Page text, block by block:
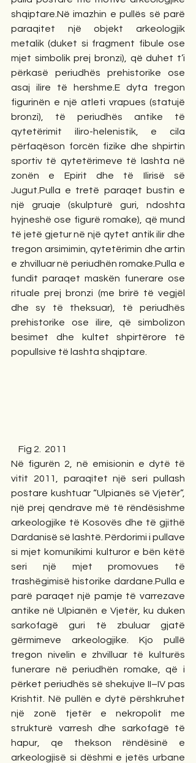
shqiptare.Në imazhin e pullës së parë
paraqitet një objekt arkeologjik
metalik (duket si fragment fibule ose
mjet simbolik prej bronzi), që duhet t’i
përkasë periudhës prehistorike ose
asaj ilire të hershme.E dyta tregon
figurinën e një atleti vrapues (statujë
bronzi), të periudhës antike të
qytetërimit iliro-helenistik, e cila
përfaqëson forcën fizike dhe shpirtin
sportiv të qytetërimeve të lashta në
zonën e Epirit dhe të Ilirisë së
Jugut.Pulla e tretë paraqet bustin e
një gruaje (skulpturë guri, ndoshta
hyjneshë ose figurë romake), që mund
të jetë gjetur në një qytet antik ilir dhe
tregon arsimimin, qytetërimin dhe artin
e zhvilluar në periudhën romake.Pulla e
fundit paraqet maskën funerare ose
rituale prej bronzi (me brirë të vegjël
dhe sy të theksuar), të periudhës
prehistorike ose ilire, që simbolizon
besimet dhe kultet shpirtërore të
popullsive të lashta shqiptare.
Fig 2.  2011
Në figurën 2, në emisionin e dytë të
vitit 2011, paraqitet një seri pullash
postare kushtuar “Ulpianës së Vjetër”,
një prej qendrave më të rëndësishme
arkeologjike të Kosovës dhe të gjithë
Dardanisë së lashtë. Përdorimi i pullave
si mjet komunikimi kulturor e bën këtë
seri një mjet promovues të
trashëgimisë historike dardane.Pulla e
parë paraqet një pamje të varrezave
antike në Ulpianën e Vjetër, ku duken
sarkofagë guri të zbuluar gjatë
gërmimeve arkeologjike. Kjo pullë
tregon nivelin e zhvilluar të kulturës
funerare në periudhën romake, që i
përket periudhës së shekujve II–IV pas
Krishtit. Në pullën e dytë përshkruhet
një zonë tjetër e nekropolit me
strukturë varresh dhe sarkofagë të
hapur, qe thekson rëndësinë e
arkeologjisë si dëshmi e jetës urbane